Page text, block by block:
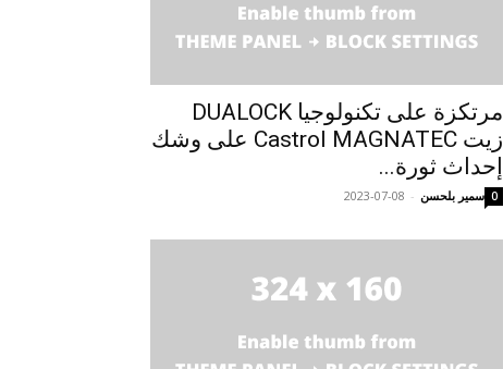
مرتكزة على تكنولوجيا DUALOCK
زيت Castrol MAGNATEC على وشك
إحداث ثورة...
سمير بلحسن -
2023-07-08 0